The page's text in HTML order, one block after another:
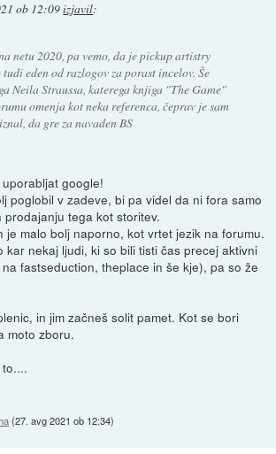
ob 12:09izjavil:
netu 2020, pa vemo, da je pickup artistry
eden od razlogov za porast incelov. Še
Neila Straussa, katerega knjiga "The Game"
omenja kot neka referenca, čeprav je sam
da gre za navaden BS
google!
poglobil v zadeve, bi pa videl da ni fora samo
tega kot storitev.
je malo bolj naporno, kot vrtet jezik na forumu.
kar nekaj ljudi, ki so bili tisti čas precej aktivni
fastseduction, theplace in še kje), pa so že
in jim začneš solit pamet. Kot se bori
moto zboru.
(27. avg 2021 ob 12:34)